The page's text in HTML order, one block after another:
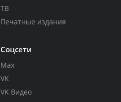
ТВ
Печатные издания
Соцсети
Max
VK
VK Видео